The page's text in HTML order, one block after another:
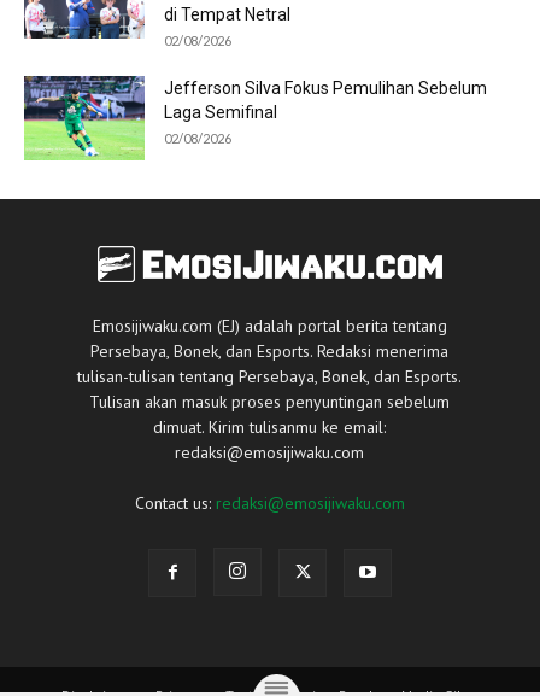
di Tempat Netral
02/08/2026
Jefferson Silva Fokus Pemulihan Sebelum
Laga Semifinal
02/08/2026
Emosijiwaku.com (EJ) adalah portal berita tentang
Persebaya, Bonek, dan Esports. Redaksi menerima
tulisan-tulisan tentang Persebaya, Bonek, dan Esports.
Tulisan akan masuk proses penyuntingan sebelum
dimuat. Kirim tulisanmu ke email:
redaksi@emosijiwaku.com
Contact us: redaksi@emosijiwaku.com